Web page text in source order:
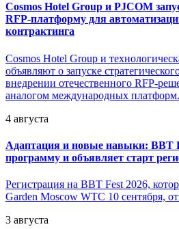
Cosmos Hotel Group и PJCOM
RFP-платформу для
контрактинга
Cosmos Hotel Group и
объявляют о запуске
внедрении отечественного RFP-
аналогом международных платформ.
4 августа
Адаптация и новые навыки: BBT
программу и объявляет старт
Регистрация на BBT Fest 2026,
Garden Moscow WTC 10 сентября,
3 августа